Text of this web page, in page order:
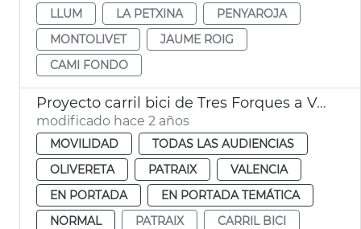
LLUM LA PETXINA
PENYAROJA
MONTOLIVET
JAUME ROIG
CAMI FONDO
Proyecto carril bici de Tres Forques a Vara de Quart
modificado hace 2 años
MOVILIDAD
TODAS LAS AUDIENCIAS
OLIVERETA
PATRAIX
VALENCIA
EN PORTADA
EN PORTADA TEMÁTICA
NORMAL
PATRAIX
CARRIL BICI